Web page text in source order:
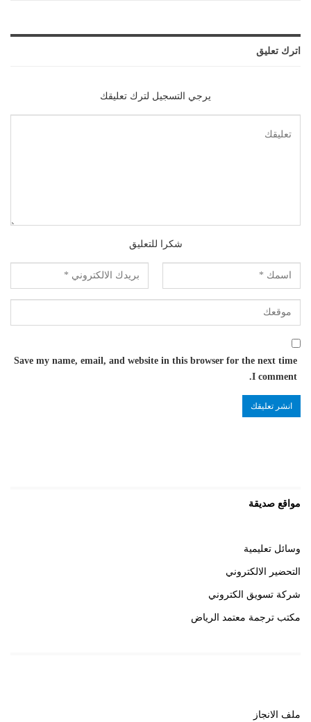
اترك تعليق
يرجي التسجيل لترك تعليقك
شكرا للتعليق
Save my name, email, and website in this browser for the next time
I comment.
مواقع صديقة
وسائل تعليمية
التحضير الالكتروني
شركة تسويق الكتروني
مكتب ترجمة معتمد الرياض
ملف الانجاز